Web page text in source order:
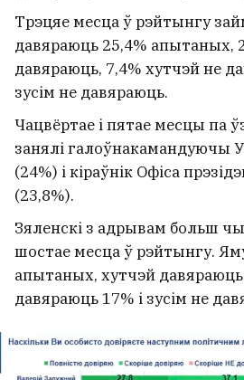
Трэцяе месца ў рэйтынгу
давяраюць 25,4% апытаных,
давяраюць, 7,4% хутчэй не
зусім не давяраюць.
Чацвёртае і пятае месцы па
занялі галоўнакамандуючы
(24%) і кіраўнік Офіса
(23,8%).
Зяленскі з адрывам больш
шостае месца ў рэйтынгу.
апытаных, хутчэй давяраюць
давяраюць 17% і зусім не